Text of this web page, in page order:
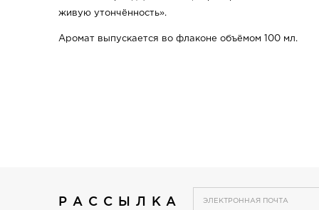
живую утончённость».
Аромат выпускается во флаконе объёмом 100 мл.
РАССЫЛКА